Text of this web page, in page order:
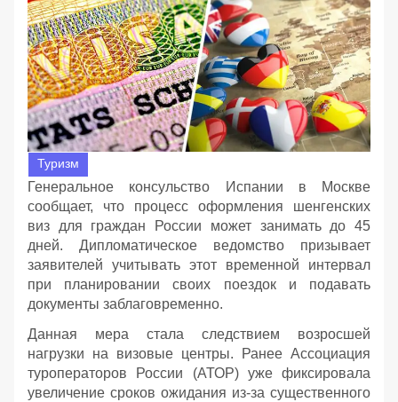
Туризм
Генеральное консульство Испании в Москве
сообщает, что процесс оформления шенгенских
виз для граждан России может занимать до 45
дней. Дипломатическое ведомство призывает
заявителей учитывать этот временной интервал
при планировании своих поездок и подавать
документы заблаговременно.
Данная мера стала следствием возросшей
нагрузки на визовые центры. Ранее Ассоциация
туроператоров России (АТОР) уже фиксировала
увеличение сроков ожидания из-за существенного